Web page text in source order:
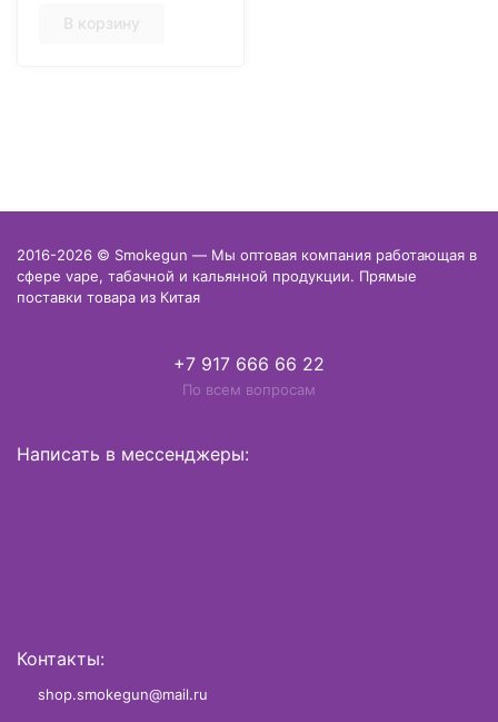
В корзину
2016-2026 © Smokegun — Мы оптовая компания работающая в
сфере vape, табачной и кальянной продукции. Прямые
поставки товара из Китая
+7 917 666 66 22
По всем вопросам
Написать в мессенджеры:
Контакты:
shop.smokegun@mail.ru